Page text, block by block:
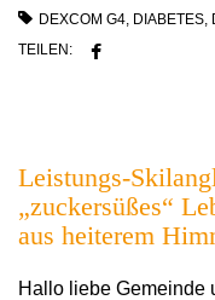
DEXCOM G4 DIABETES
TEILEN:
Leistungs-
„zuckersüßes“
aus heiterem
Hallo liebe Gemeinde